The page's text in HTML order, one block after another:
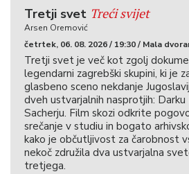
Tretji svet Treći svijet
Arsen Oremović
četrtek, 06. 08. 2026 / 19:30 / Mala
Tretji svet je več kot zgolj
legendarni zagrebški skupini, ki je
glasbeno sceno nekdanje
dveh ustvarjalnih nasprotjih: Darku
Sacherju. Film skozi odkrite
srečanje v studiu in bogato
kako je občutljivost za čarobnost
nekoč združila dva ustvarjalna
tretjega.